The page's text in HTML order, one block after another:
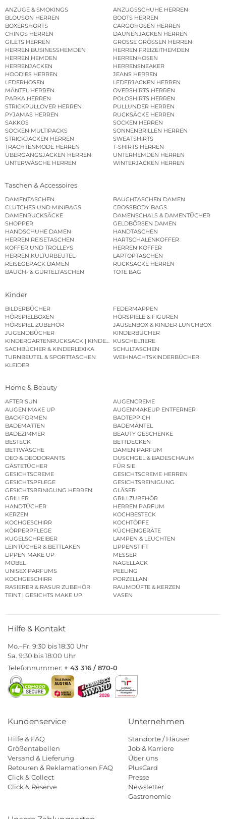
ANZÜGE & SMOKINGS
ANZUGSSCHUHE HERREN
BLOUSON HERREN
BOOTS HERREN
BOXERSHORTS
CARGOHOSEN HERREN
CHINOS HERREN
DAUNENJACKEN HERREN
GILETS HERREN
GROSSE GRÖSSEN HERREN
HERREN BUSINESSHEMDEN
HERREN FREIZEITHEMDEN
HERREN HEMDEN
HERRENHOSEN
HERRENJACKEN
HERRENSNEAKER
HOODIES HERREN
JEANS HERREN
LEDERHOSEN
LEDERJACKEN HERREN
MÄNTEL HERREN
OVERSHIRTS HERREN
PARKA HERREN
POLOSHIRTS HERREN
STRICKPULLOVER HERREN
PULLUNDER HERREN
PYJAMAS HERREN
RUCKSÄCKE HERREN
SAKKOS
SOCKEN HERREN
SOCKEN MULTIPACKS
SONNENBRILLEN HERREN
STRICKJACKEN HERREN
SWEATSHIRTS
TRACHTENMODE HERREN
T-SHIRTS HERREN
ÜBERGANGSJACKEN HERREN
UNTERHEMDEN HERREN
UNTERWÄSCHE HERREN
WINTERJACKEN HERREN
Taschen & Accessoires
DAMENTASCHEN
BAUCHTASCHEN DAMEN
CLUTCHES UND MINIBAGS
CROSSBODY BAGS
DAMENRUCKSÄCKE
DAMENSCHALS & DAMENTÜCHER
SHOPPER
GELDBÖRSEN DAMEN
HANDSCHUHE DAMEN
HANDTASCHEN
HERREN REISETASCHEN
HARTSCHALENKOFFER
KOFFER UND TROLLEYS
HERREN KOFFER
HERREN KULTURBEUTEL
LAPTOPTASCHEN
REISEGEPÄCK DAMEN
RUCKSÄCKE HERREN
BAUCH- & GÜRTELTASCHEN
TOTE BAG
Kinder
BILDERBÜCHER
FEDERMAPPEN
HÖRSPIELBOXEN
HÖRSPIELE & FIGUREN
HÖRSPIEL ZUBEHÖR
JAUSENBOX & KINDER LUNCHBOX
JUGENDBÜCHER
KINDERBÜCHER
KINDERGARTENRUCKSACK | KINDERGARTENBEUTEL
KUSCHELTIERE
SACHBÜCHER & KINDERLEXIKA
SCHULTASCHEN
TURNBEUTEL & SPORTTASCHEN
WEIHNACHTSKINDERBÜCHER
KLEIDER
Home & Beauty
AFTER SUN
AUGENCREME
AUGEN MAKE UP
AUGENMAKEUP ENTFERNER
BACKFORMEN
BADTEPPICH
BADEMATTEN
BADEMÄNTEL
BADEZIMMER
BEAUTY GESCHENKE
BESTECK
BETTDECKEN
BETTWÄSCHE
DAMEN PARFUM
DEO & DEODORANTS
DUSCHGEL & BADESCHAUM
GÄSTETÜCHER
FÜR SIE
GESICHTSCREME
GESICHTSCREME HERREN
GESICHTSPFLEGE
GESICHTSREINIGUNG
GESICHTSREINIGUNG HERREN
GLÄSER
GRILLER
GRILLZUBEHÖR
HANDTÜCHER
HERREN PARFUM
KERZEN
KOCHBESTECK
KOCHGESCHIRR
KOCHTÖPFE
KÖRPERPFLEGE
KÜCHENGERÄTE
KUGELSCHREIBER
LAMPEN & LEUCHTEN
LEINTÜCHER & BETTLAKEN
LIPPENSTIFT
LIPPEN MAKE UP
MESSER
MÖBEL
NAGELLACK
UNISEX PARFUMS
PEELING
KOCHGESCHIRR
PORZELLAN
RASIERER & RASUR ZUBEHÖR
RAUMDÜFTE & KERZEN
TEINT | GESICHTS MAKE UP
VASEN
Hilfe & Kontakt
Mo.–Fr. 9:30 bis 18:30 Uhr
Sa. 9:30 bis 18:00 Uhr
Telefonnummer: + 43 316 / 870-0
Kundenservice
Hilfe & FAQ
Größentabellen
Versand & Lieferung
Retouren & Reklamationen FAQ
Click & Collect
Click & Reserve
Unternehmen
Standorte / Häuser
Job & Karriere
Über uns
PlusCard
Presse
Newsletter
Gastronomie